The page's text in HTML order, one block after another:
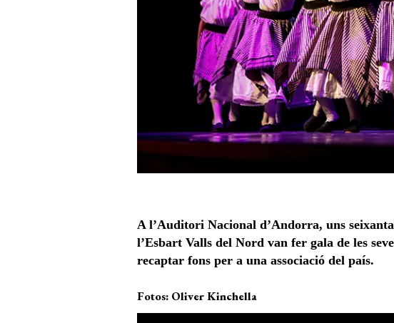
A l’Auditori Nacional d’Andorra, uns
l’Esbart Valls del Nord van fer gala de les
recaptar fons per a una associació del país.
Fotos: Oliver Kinchella